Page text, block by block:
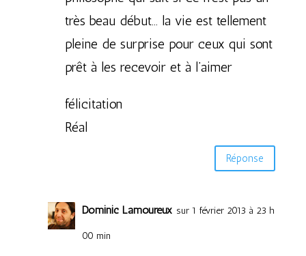
très beau début… la vie est tellement
pleine de surprise pour ceux qui sont
prêt à les recevoir et à l’aimer
félicitation
Réal
Réponse
Dominic Lamoureux sur 1 février 2013 à 23 h
00 min